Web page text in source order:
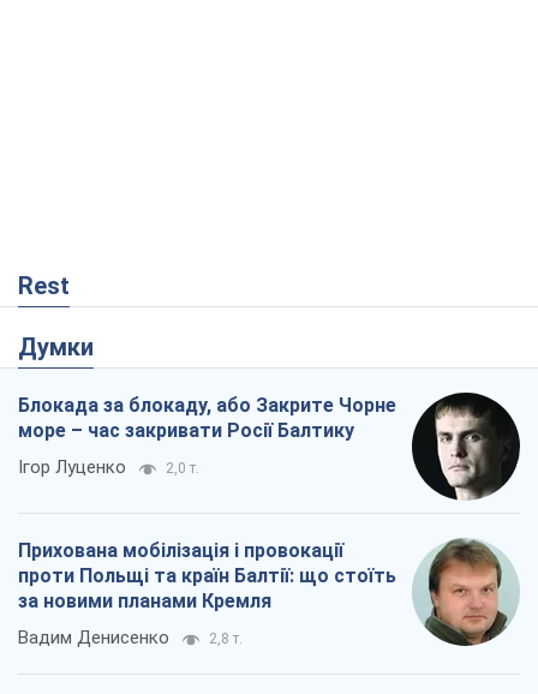
Rest
Думки
Блокада за блокаду, або Закрите Чорне
море – час закривати Росії Балтику
Ігор Луценко 2,0 т.
Прихована мобілізація і провокації
проти Польщі та країн Балтії: що стоїть
за новими планами Кремля
Вадим Денисенко 2,8 т.